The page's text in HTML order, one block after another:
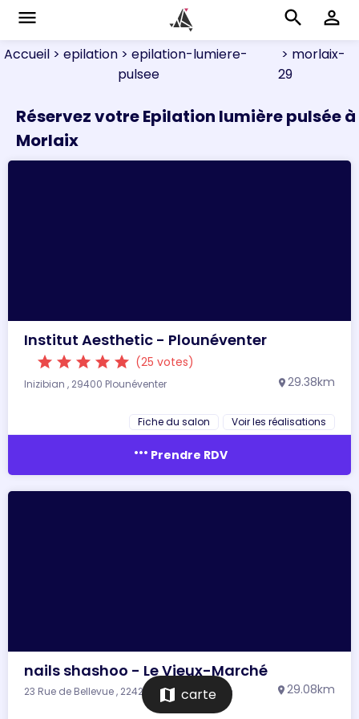
menu search perm_identity
Accueil > epilation > epilation-lumiere-
pulsee
> morlaix-
29
Réservez votre Epilation lumière pulsée à
Morlaix
Institut Aesthetic - Plounéventer
star star star star star (25 votes)
Inizibian , 29400 Plounéventer location_on 29.38km
Fiche du salon Voir les réalisations
more_horiz Prendre RDV
nails shashoo - Le Vieux-Marché
23 Rue de Bellevue , 22420 Le Vieux-Marché location_on 29.08km
map carte